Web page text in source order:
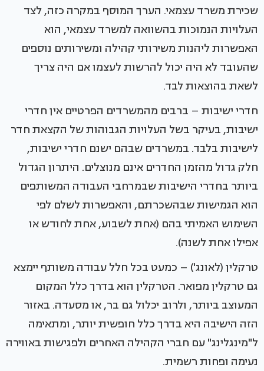
שכירת משרד עצמאי. הערך המוסף במקרה כזה, לצד
העלויות הנמוכות בהשוואה למשרד עצמאי, הוא
האפשרות ליהנות משירותי קהילה ומשירותים נוספים
שהעובד לא היה יכול להרשות לעצמו אם היה צריך
לשאת בהוצאות לבד.
חדרי ישיבות – ברבים מהמשרדים הפרטיים אין חדרי
ישיבות, בעיקר בשל העלויות הגבוהות של הקצאת חדר
לישיבות בלבד. במשרדים שבהם ישנם חדרי ישיבות,
חלק גדול מהזמן החדרים אינם מנוצלים. היתרון הגדול
ביותר בחדרי הישיבות שבמרחבי העבודה המשותפים
הוא הגמישות שבהשכרתם, והאפשרות לשלם לפי
השימוש האמיתי בהם (אחת לשבוע, אחת לחודש או
אפילו אחת לשנה).
טרקלין (לאונג') – כמעט בכל חלל עבודה משותף יימצא
גם טרקלין מפואר. הטרקלין הוא בדרך כלל המקום
המעוצב ביותר, ולרוב יכלול גם בר, או מסעדה. באזור
הזה הישיבה היא בדרך כלל חופשית יותר, ומתאימה
ל"מינגלינג" עם חברי הקהילה האחרים ולפגישות באווירה
נעימה ופחות רשמית.